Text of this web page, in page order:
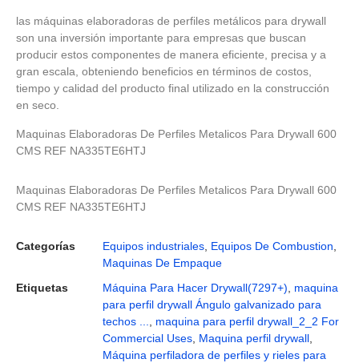
las máquinas elaboradoras de perfiles metálicos para drywall
son una inversión importante para empresas que buscan
producir estos componentes de manera eficiente, precisa y a
gran escala, obteniendo beneficios en términos de costos,
tiempo y calidad del producto final utilizado en la construcción
en seco.
Maquinas Elaboradoras De Perfiles Metalicos Para Drywall 600
CMS REF NA335TE6HTJ
Maquinas Elaboradoras De Perfiles Metalicos Para Drywall 600
CMS REF NA335TE6HTJ
Categorías Equipos industriales, Equipos De Combustion,
Maquinas De Empaque
Etiquetas
Máquina Para Hacer Drywall(7297+), maquina
para perfil drywall Ángulo galvanizado para
techos ..., maquina para perfil drywall_2_2 For
Commercial Uses, Maquina perfil drywall,
Máquina perfiladora de perfiles y rieles para